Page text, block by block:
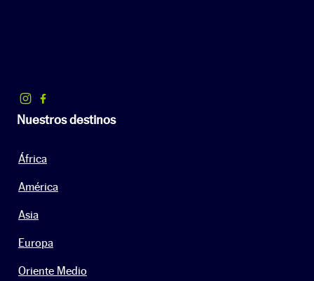
Nuestros destinos
África
América
Asia
Europa
Oriente Medio